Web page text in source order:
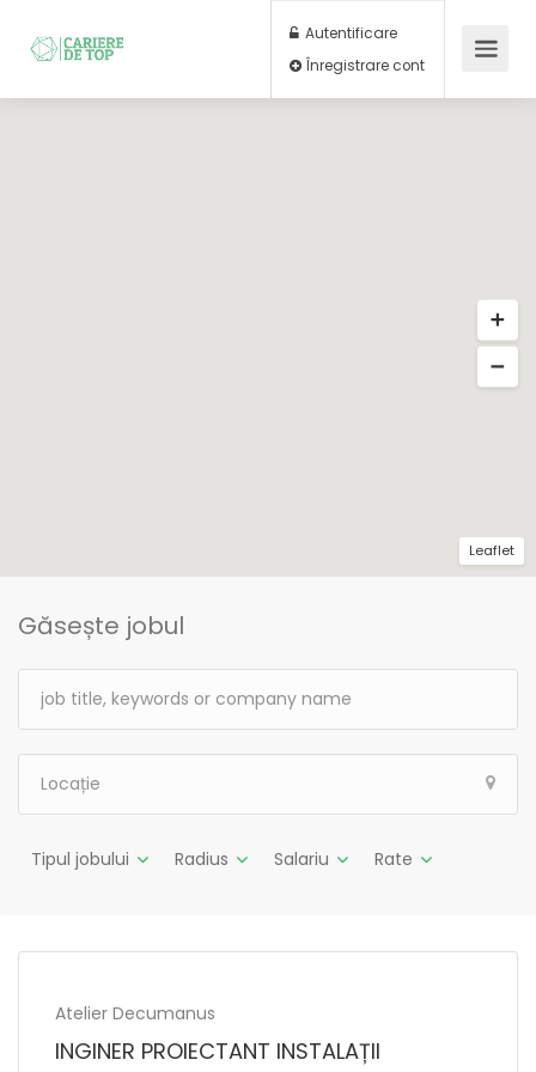
Autentificare
Înregistrare cont
Găsește jobul
Tipul jobului Radius Salariu Rate
Atelier Decumanus
INGINER PROIECTANT INSTALAȚII
Leaflet